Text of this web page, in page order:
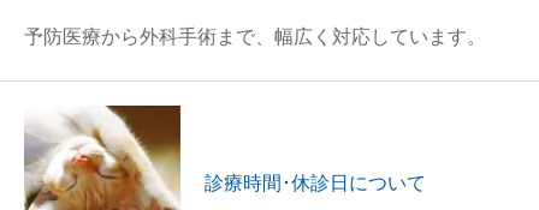
予防医療から外科手術まで、幅広く対応しています。
診療時間･休診日について